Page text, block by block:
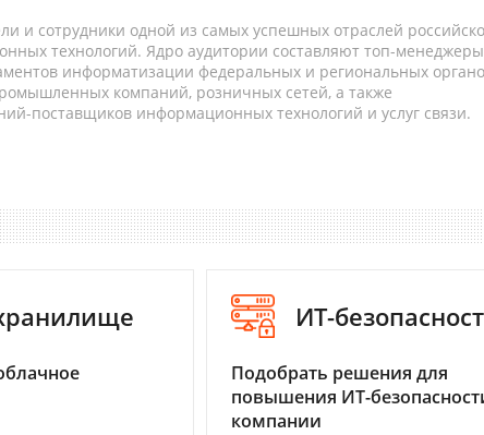
и сотрудники одной из самых успешных отраслей
технологий. Ядро аудитории составляют топ-
информатизации федеральных и региональных
компаний, розничных сетей, а также
поставщиков информационных технологий и услуг связи.
ИТ-
Подобрать решения для
повышения ИТ-
компании